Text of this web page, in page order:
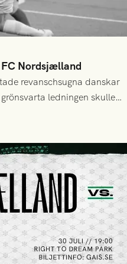
Nordsjælland
revanschsugna danskar
ledningen skulle
På lika mark visade
tog slut.